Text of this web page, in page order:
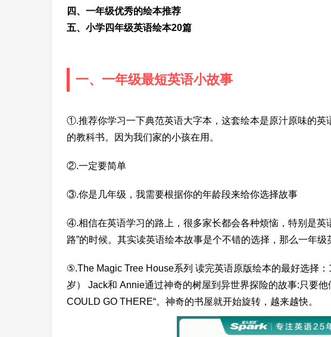
四、一年级优秀的绘本推荐
五、小学四年级英语绘本20篇
一、一年级最短英语小故事
①.推荐你学习一下典范英语大字本，这套绘本是原汁原味的英
的教科书。因为我们家的小孩在用。
②.一定要简单
③.你是几年级，我需要根据你的年龄段来给你选择故事
④.相信在英语学习的路上，很多家长都会各种烦恼，特别是英
路”的时候。其实读英语绘本故事是个不错的选择，那么一年级
⑤.The Magic Tree House系列 读完英语原版绘本的最好选择
岁） Jack和 Annie通过神奇的树屋到异世界探险的故事:只要
COULD GO THERE“。神奇的书屋就开始旋转，越来越快。